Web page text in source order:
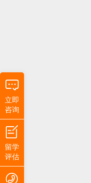
立即
咨询
留学
评估